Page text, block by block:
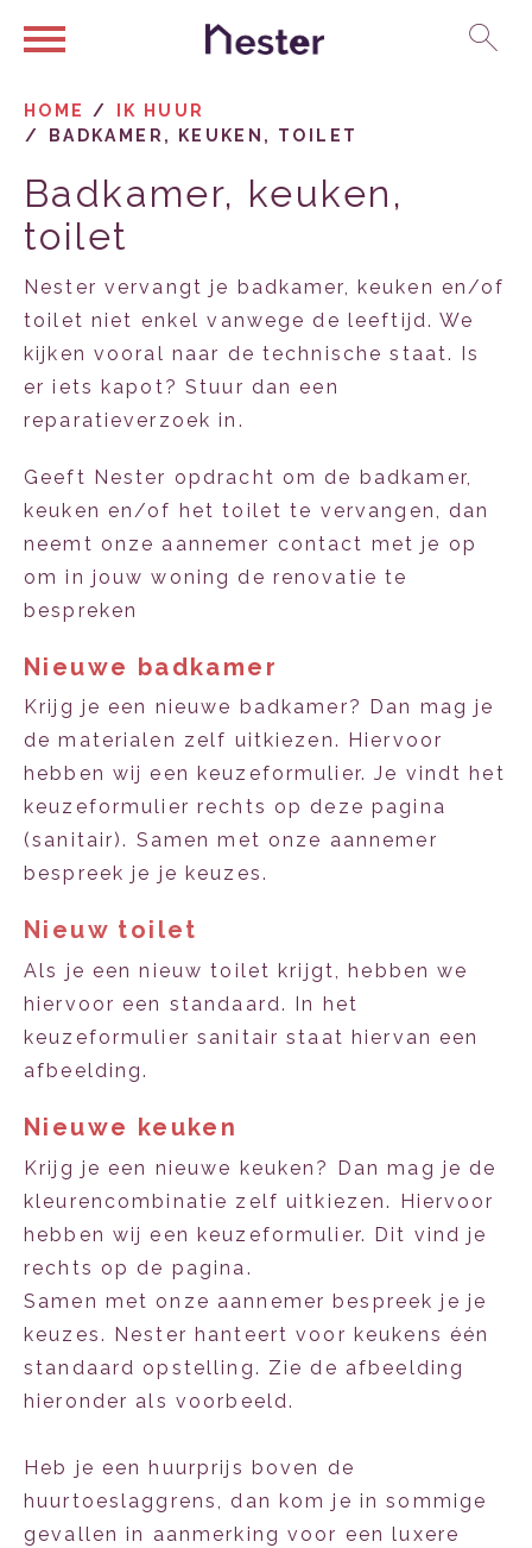
Naar hoofdinhoud
Naar hoofdnavigatiemenu
Naar zoeken
Naar de homepage
Ga naar Hoofd
HOME
IK HUUR
BADKAMER, KEUKEN, TOILET
Badkamer, keuken,
toilet
Nester vervangt je badkamer, keuken en/of
toilet niet enkel vanwege de leeftijd. We
kijken vooral naar de technische staat. Is
er iets kapot? Stuur dan een
reparatieverzoek in.
Geeft Nester opdracht om de badkamer,
keuken en/of het toilet te vervangen, dan
neemt onze aannemer contact met je op
om in jouw woning de renovatie te
bespreken
Nieuwe badkamer
Krijg je een nieuwe badkamer? Dan mag je
de materialen zelf uitkiezen. Hiervoor
hebben wij een keuzeformulier. Je vindt het
keuzeformulier rechts op deze pagina
(sanitair). Samen met onze aannemer
bespreek je je keuzes.
Nieuw toilet
Als je een nieuw toilet krijgt, hebben we
hiervoor een standaard. In het
keuzeformulier sanitair staat hiervan een
afbeelding.
Nieuwe keuken
Krijg je een nieuwe keuken? Dan mag je de
kleurencombinatie zelf uitkiezen. Hiervoor
hebben wij een keuzeformulier. Dit vind je
rechts op de pagina.
Samen met onze aannemer bespreek je je
keuzes. Nester hanteert voor keukens één
standaard opstelling. Zie de afbeelding
hieronder als voorbeeld.
Heb je een huurprijs boven de
huurtoeslaggrens, dan kom je in sommige
gevallen in aanmerking voor een luxere